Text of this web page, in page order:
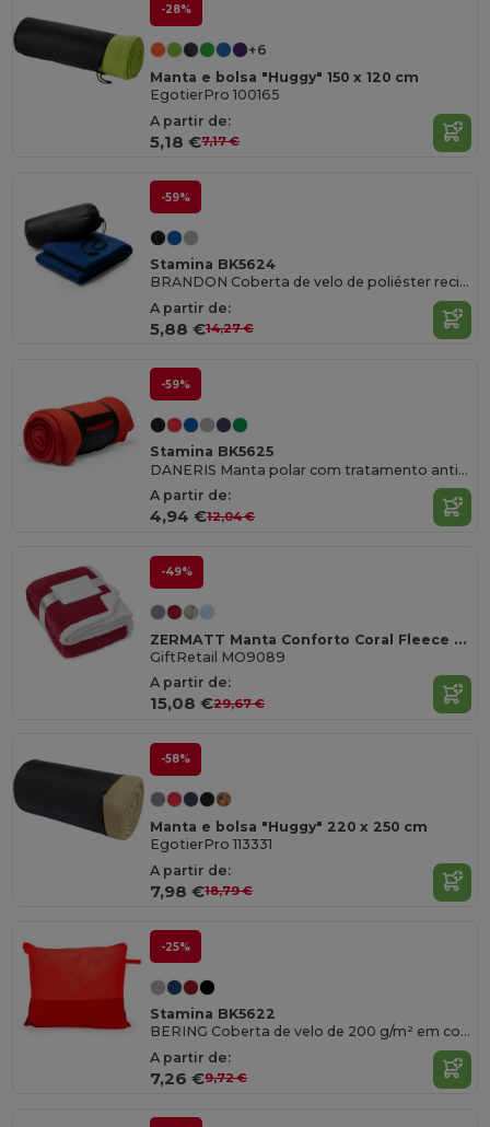
-28%
+6
Manta e bolsa "Huggy" 150 x 120 cm
EgotierPro 100165
A partir de:
5,18 €7,17 €
-59%
Stamina BK5624
BRANDON Coberta de velo de poliéster reciclado RPET com cobertura prática
A partir de:
5,88 €14,27 €
-59%
Stamina BK5625
DANERIS Manta polar com tratamento anti borboto
A partir de:
4,94 €12,04 €
-49%
ZERMATT Manta Conforto Coral Fleece com Sherpa
GiftRetail MO9089
A partir de:
15,08 €29,67 €
-58%
Manta e bolsa "Huggy" 220 x 250 cm
EgotierPro 113331
A partir de:
7,98 €18,79 €
-25%
Stamina BK5622
BERING Coberta de velo de 200 g/m² em cor lisa com cobertura a condizer
A partir de:
7,26 €9,72 €